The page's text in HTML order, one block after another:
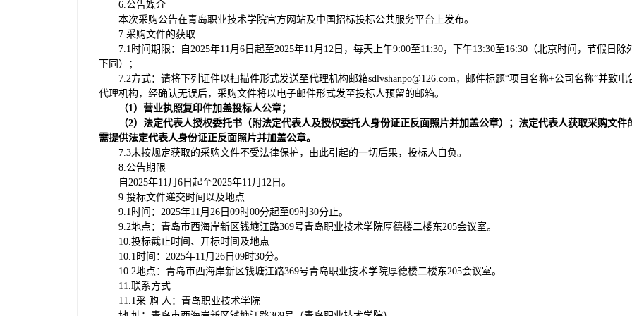
6.公告媒介
本次采购公告在青岛职业技术学院官方网站及中国招标投标公共服务平台上发布。
7.采购文件的获取
7.1时间期限：自2025年11月6日起至2025年11月12日，每天上午9:00至11:30，下午13:30至16:30（北京时间，节假日除
下同）；
7.2方式：请将下列证件以扫描件形式发送至代理机构邮箱sdlvshanpo@126.com，邮件标题“项目名称+公司名称”并致电
代理机构，经确认无误后，采购文件将以电子邮件形式发至投标人预留的邮箱。
（1）营业执照复印件加盖投标人公章；
（2）法定代表人授权委托书（附法定代表人及授权委托人身份证正反面照片并加盖公章）；法定代表人获取采购文件
需提供法定代表人身份证正反面照片并加盖公章。
7.3未按规定获取的采购文件不受法律保护，由此引起的一切后果，投标人自负。
8.公告期限
自2025年11月6日起至2025年11月12日。
9.投标文件递交时间以及地点
9.1时间：2025年11月26日09时00分起至09时30分止。
9.2地点：青岛市西海岸新区钱塘江路369号青岛职业技术学院厚德楼二楼东205会议室。
10.投标截止时间、开标时间及地点
10.1时间：2025年11月26日09时30分。
10.2地点：青岛市西海岸新区钱塘江路369号青岛职业技术学院厚德楼二楼东205会议室。
11.联系方式
11.1采 购 人：青岛职业技术学院